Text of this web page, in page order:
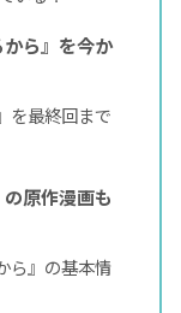
から』を今か
を最終回まで
の原作漫画も
ら』の基本情